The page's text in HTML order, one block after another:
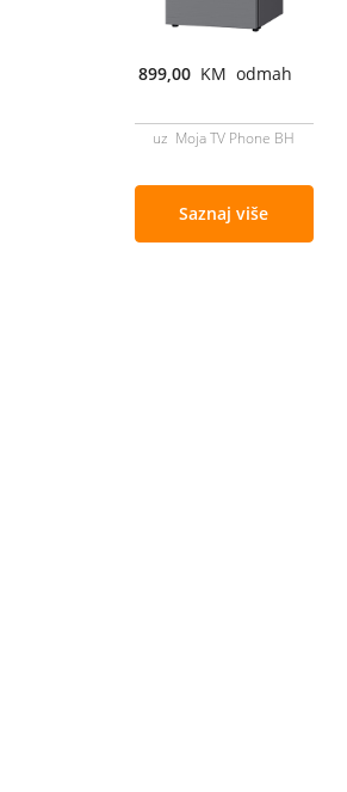
899,00 KM odmah
uz Moja TV Phone BH
Saznaj više